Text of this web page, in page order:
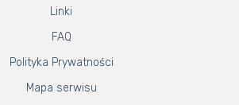
Linki
FAQ
Polityka Prywatności
Mapa serwisu